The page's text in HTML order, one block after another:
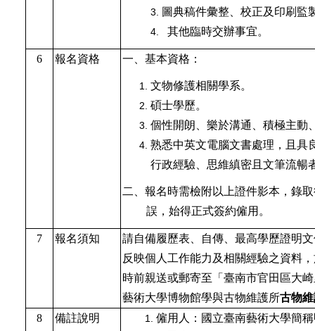
圖典稿件彙整、校正及印刷監
其他臨時交辦事宜。
6 報名資格 一、基本資格：
文物修護相關學系。
碩士學歷。
個性開朗、樂於溝通、積極主動
熟悉中英文電腦文書處理，且具
行政經驗、思維縝密且文筆流暢
二、報名時需檢附以上證件影本，錄
誤，始得正式簽約僱用。
7 報名須知
請自備履歷表、自傳、最高學歷證明
反映個人工作能力及相關經驗之資料，
時前親送或郵寄至「臺南市官田區大
藝術大學博物館學與古物維護所古物
8
備註說明
僱用人：國立臺南藝術大學簡